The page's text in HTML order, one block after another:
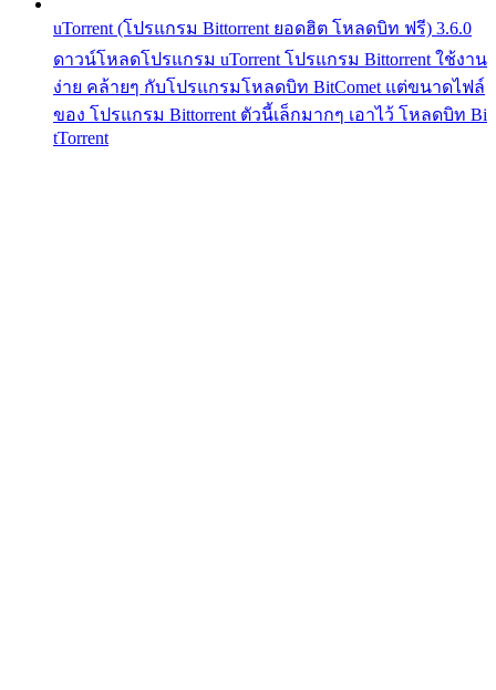
uTorrent (โปรแกรม Bittorrent ยอดฮิต โหลดบิท ฟรี) 3.6.0
ดาวน์โหลดโปรแกรม uTorrent โปรแกรม Bittorrent ใช้งาน
ง่าย คล้ายๆ กับโปรแกรมโหลดบิท BitComet แต่ขนาดไฟล์
ของ โปรแกรม Bittorrent ตัวนี้เล็กมากๆ เอาไว้ โหลดบิท Bi
tTorrent